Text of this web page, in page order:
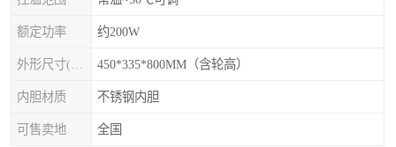
额定功率 约200W
450*335*800MM（含轮高）
内胆材质 不锈钢内胆
可售卖地 全国